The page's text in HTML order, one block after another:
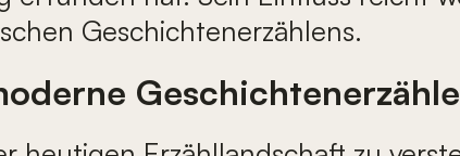
Geschichtenerzählens.